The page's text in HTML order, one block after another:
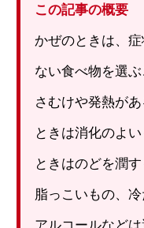
この記事の概要
かぜのときは、
ない食べ物を選ぶ
さむけや発熱が
ときは消化のよ
ときはのどを潤
脂っこいもの、
アルコールなどは